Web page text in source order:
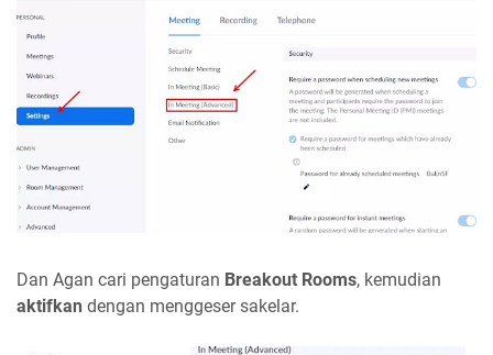
Dan Agan cari pengaturan Breakout Rooms, kemudian
aktifkan dengan menggeser sakelar.